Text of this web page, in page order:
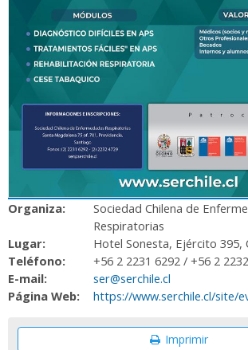
Organiza:
Sociedad Chilena de
Respiratorias
Lugar:
Hotel Sonesta, Ejército 395,
Teléfono:
+56 2 2231 6292 / +56 2
E-mail:
ser@serchile.cl
Página Web:
https://www.serchile.cl/site/
Imprimir